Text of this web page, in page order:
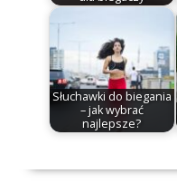
Słuchawki do biegania
– jak wybrać
najlepsze?